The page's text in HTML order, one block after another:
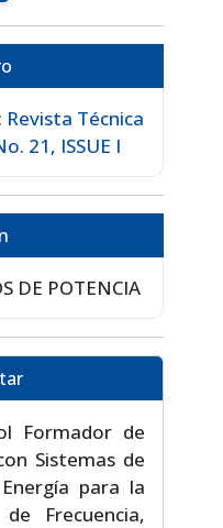
Revista Técnica
21, ISSUE I
DE POTENCIA
Formador de
Sistemas de
para la
Frecuencia,